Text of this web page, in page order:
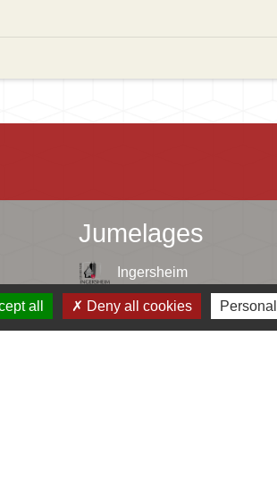
Jumelages
Ingersheim
Mauriac
all Deny all cookies